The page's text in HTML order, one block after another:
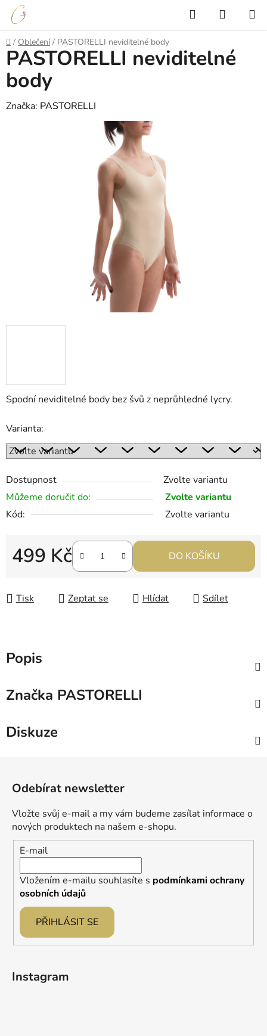
Přejít
obsah
Hledat
KOŠÍK
Domů
/ Oblečení / PASTORELLI neviditelné body
Spodní neviditelné body bez švů z neprůhledné lycry.
Varianta:
Dostupnost
Zvolte variantu
Můžeme doručit do:
Zvolte variantu
Kód:
Zvolte variantu
499 Kč DO KOŠÍKU
Tisk Zeptat se Hlídat Sdílet
PASTORELLI neviditelné
body
Značka: PASTORELLI
Popis
Značka PASTORELLI
Diskuze
Odebírat newsletter
Vložte svůj e-mail a my vám budeme zasílat informace o
nových produktech na našem e-shopu.
E-mail
Vložením e-mailu souhlasíte s podmínkami ochrany
osobních údajů
PŘIHLÁSIT SE
Instagram